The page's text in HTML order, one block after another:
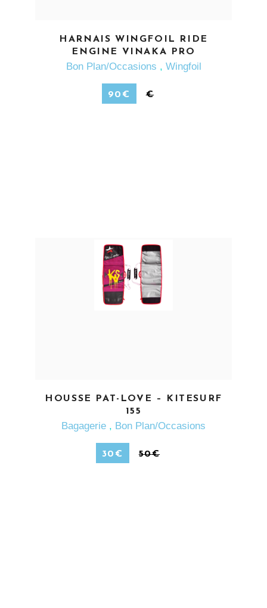
EN SAVOIR PLUS
HARNAIS WINGFOIL RIDE
ENGINE VINAKA PRO
Bon Plan/Occasions , Wingfoil
90 € €
EN SAVOIR PLUS
HOUSSE PAT-LOVE – KITESURF
155
Bagagerie , Bon Plan/Occasions
30 € 50€